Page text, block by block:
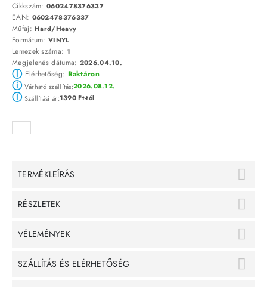
Cikkszám: 0602478376337
EAN: 0602478376337
Műfaj:Hard/Heavy
Formátum: VINYL
Lemezek száma: 1
Megjelenés dátuma: 2026.04.10.
ⓘElérhetőség: Raktáron
ⓘVárható szállítás:2026.08.12.
ⓘSzállítási ár:1390 Ft-tól
TERMÉKLEÍRÁS
RÉSZLETEK
VÉLEMÉNYEK
SZÁLLÍTÁS ÉS ELÉRHETŐSÉG